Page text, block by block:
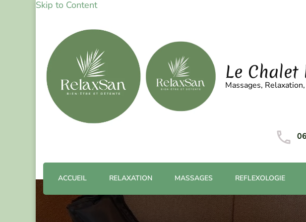
Skip to Content
Le Chalet
Massages,
ACCUEIL RELAXATION MASSAGES REFLEXOLOGIE